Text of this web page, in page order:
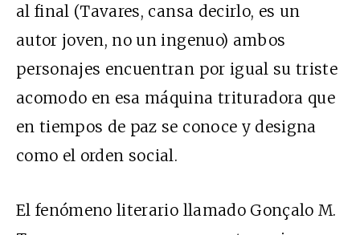
al final (Tavares, cansa decirlo, es un
autor joven, no un ingenuo) ambos
personajes encuentran por igual su triste
acomodo en esa máquina trituradora que
en tiempos de paz se conoce y designa
como el orden social.
El fenómeno literario llamado Gonçalo M.